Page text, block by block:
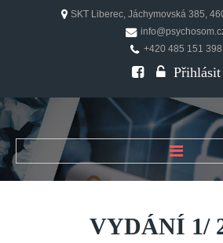
SKT Liberec, Jáchymovská 385,
+420 485 151 398
Přihlásit
ÚVOD
O ČASOPISU
Historie
VYDÁNÍ 1/